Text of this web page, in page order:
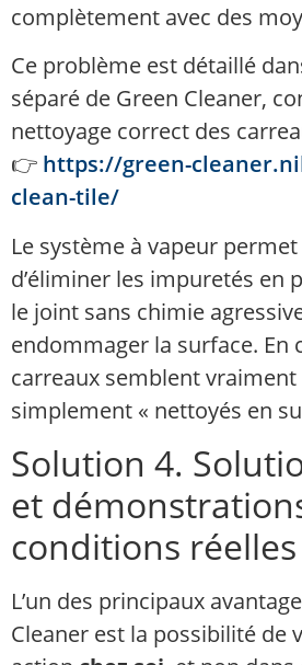
complètement avec des
Ce problème est détaillé
séparé de Green Cleaner,
nettoyage correct des
👉 https://green-
clean-tile/
Le système à vapeur
d’éliminer les impuretés en
le joint sans chimie
endommager la surface. En
carreaux semblent
simplement « nettoyés en
Solution 4.
et
conditions réelles
L’un des principaux
Cleaner est la possibilité de